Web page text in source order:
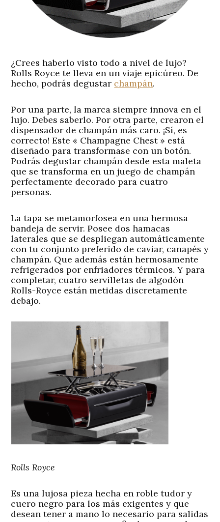
¿Crees haberlo visto todo a nivel de lujo?
Rolls Royce te lleva en un viaje epicúreo. De
hecho, podrás degustar champán.
Por una parte, la marca siempre innova en el
lujo. Debes saberlo. Por otra parte, crearon el
dispensador de champán más caro. ¡Sí, es
correcto! Este « Champagne Chest » está
diseñado para transformase con un botón.
Podrás degustar champán desde esta maleta
que se transforma en un juego de champán
perfectamente decorado para cuatro
personas.
La tapa se metamorfosea en una hermosa
bandeja de servir. Posee dos hamacas
laterales que se despliegan automáticamente
con tu conjunto preferido de caviar, canapés y
champán. Que además están hermosamente
refrigerados por enfriadores térmicos. Y para
completar, cuatro servilletas de algodón
Rolls-Royce están metidas discretamente
debajo.
Rolls Royce
Es una lujosa pieza hecha en roble tudor y
cuero negro para los más exigentes y que
desean tener a mano lo necesario para salidas